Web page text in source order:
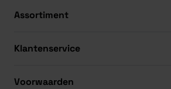
Assortiment
Klantenservice
Voorwaarden